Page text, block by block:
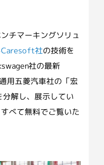
チマーキングソリュ
Caresoft社の技術を
社の最新
用五菱汽車社の「宏
解し、展示してい
べて無料でご覧いた